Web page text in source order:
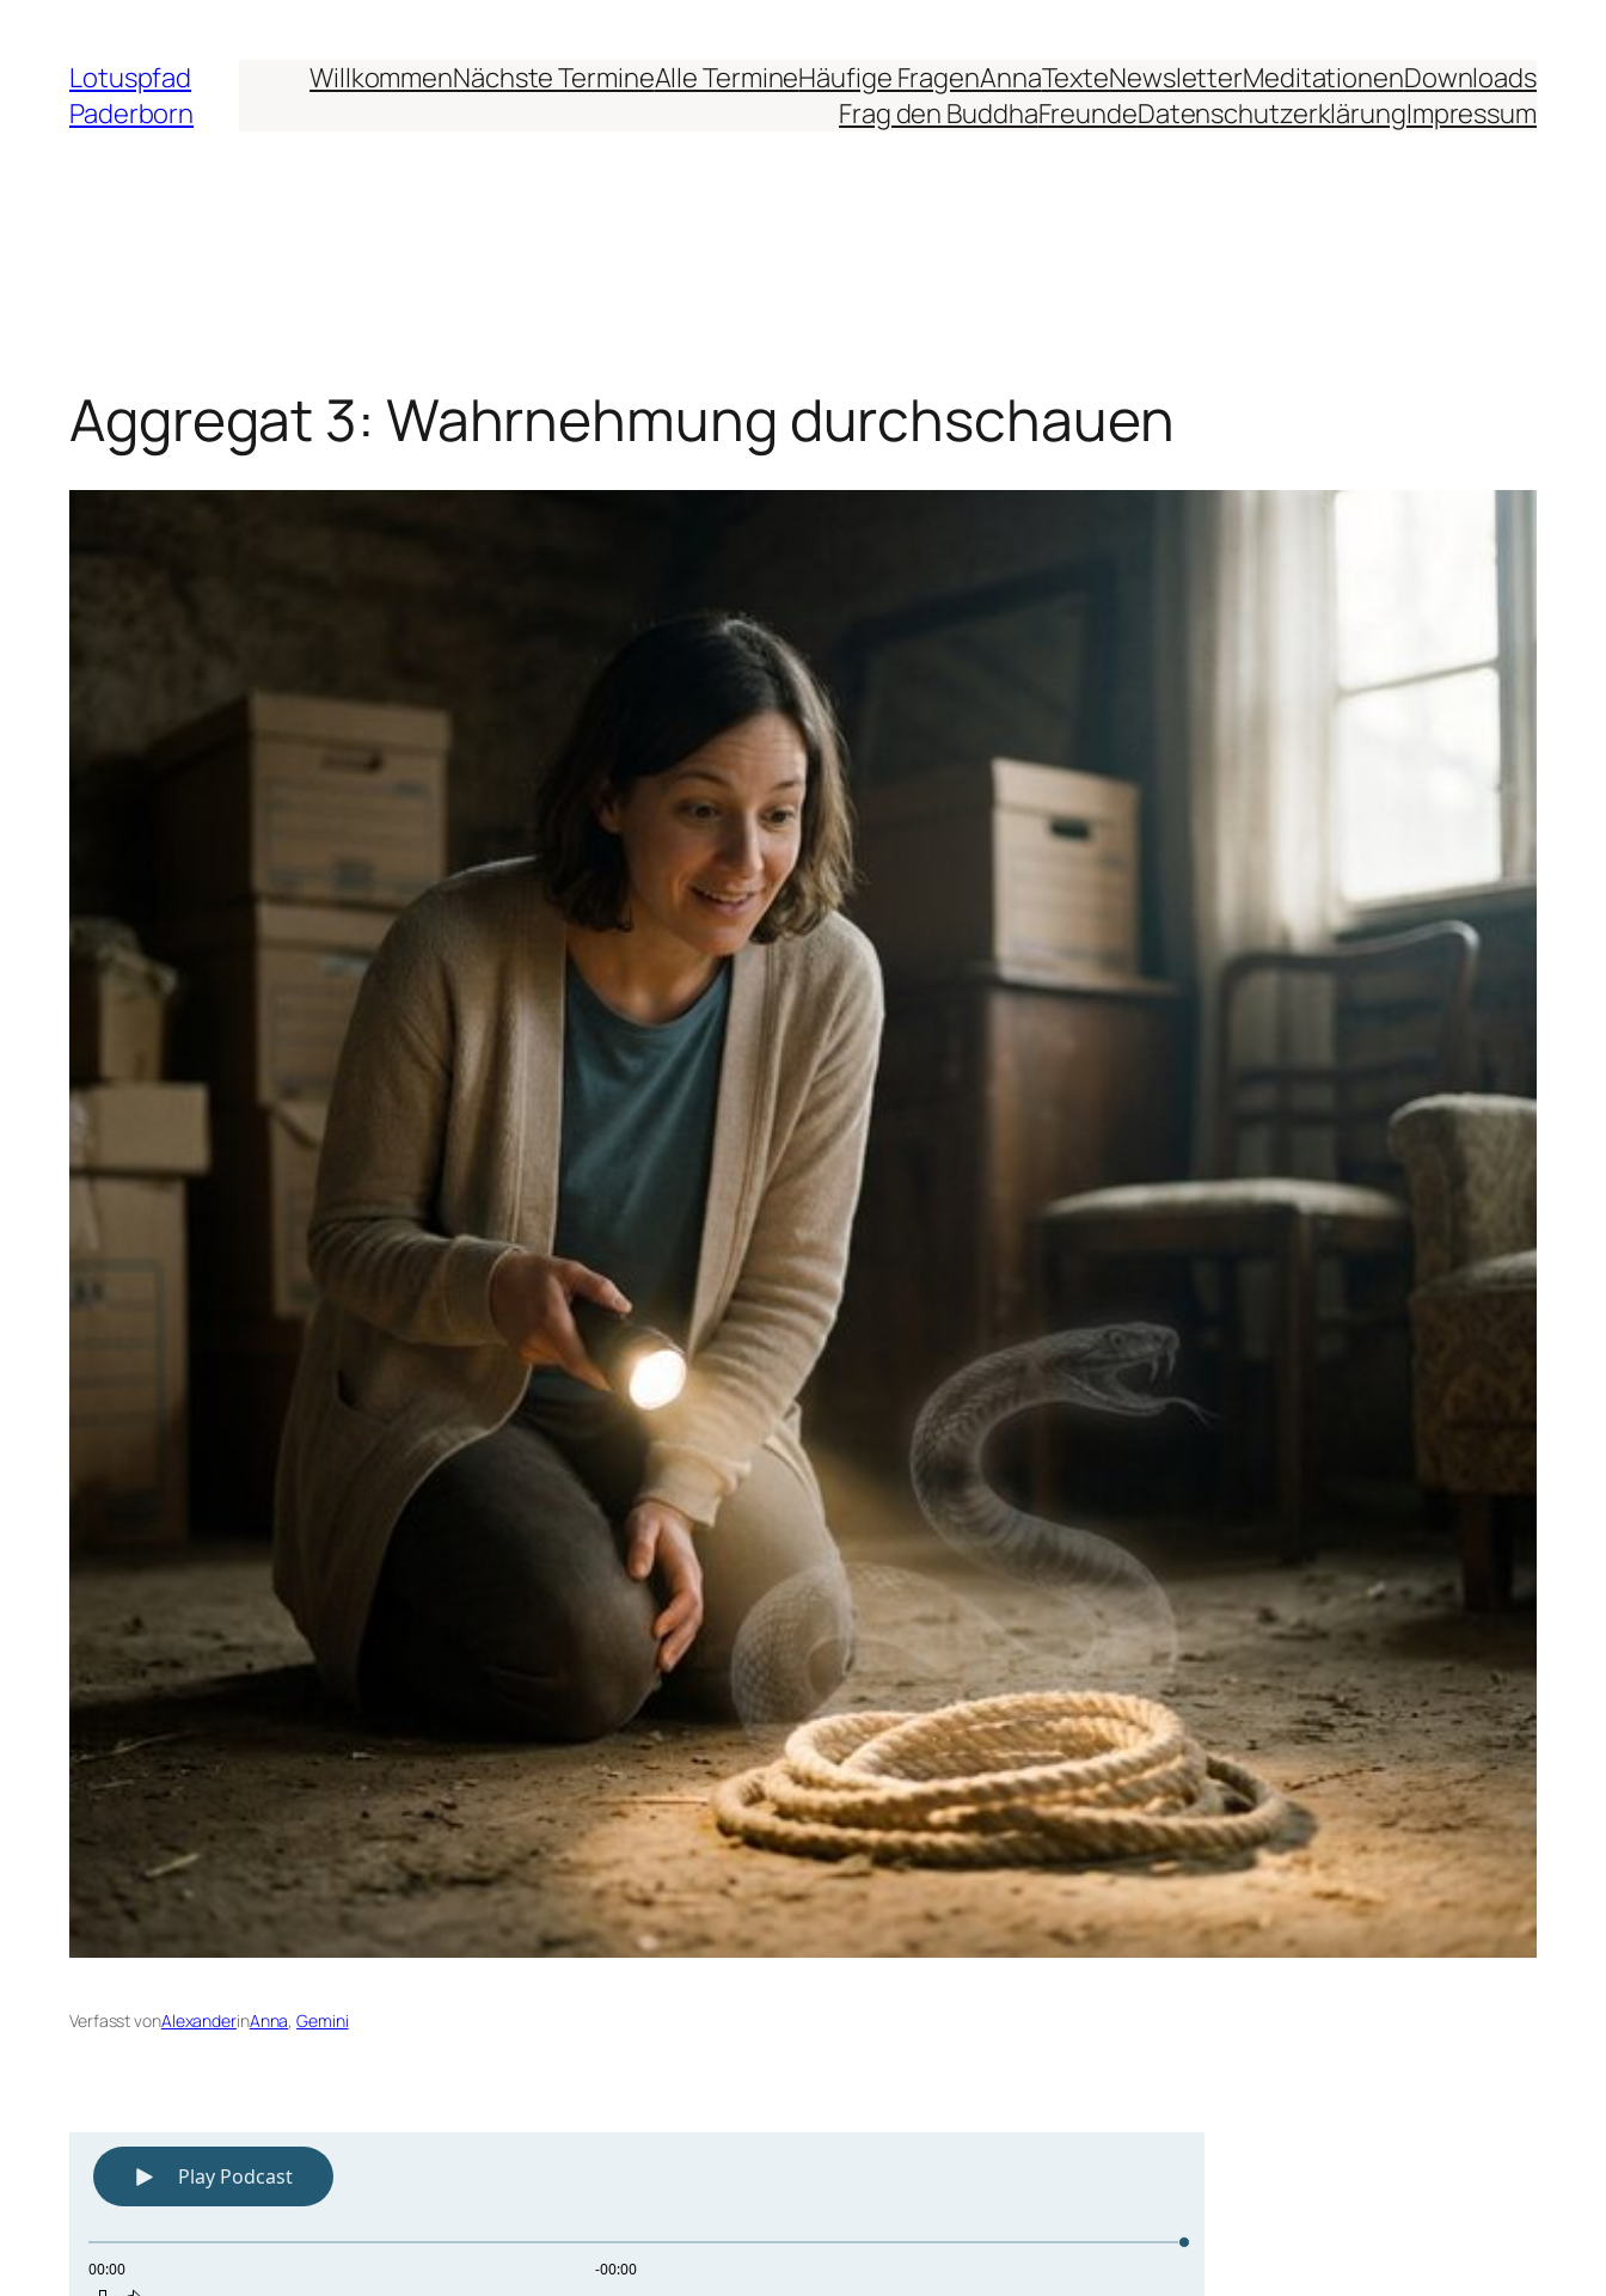
Inhalt
springen
Lotuspfad
Paderborn
WillkommenNächste TermineAlle TermineHäufige FragenAnnaTexteNewsletterMeditationenDownloads
Frag den BuddhaFreundeDatenschutzerklärungImpressum
Aggregat 3: Wahrnehmung durchschauen
Verfasst vonAlexanderinAnna, Gemini